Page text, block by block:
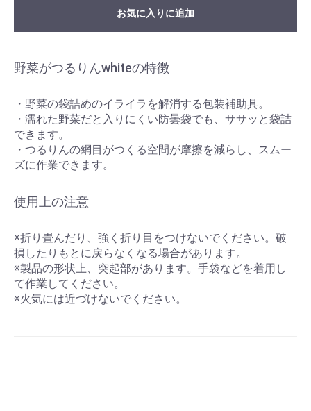
お気に入りに追加
野菜がつるりんwhiteの特徴
・野菜の袋詰めのイライラを解消する包装補助具。
・濡れた野菜だと入りにくい防曇袋でも、ササッと袋詰
できます。
・つるりんの網目がつくる空間が摩擦を減らし、スムー
ズに作業できます。
使用上の注意
※折り畳んだり、強く折り目をつけないでください。破
損したりもとに戻らなくなる場合があります。
※製品の形状上、突起部があります。手袋などを着用し
て作業してください。
※火気には近づけないでください。